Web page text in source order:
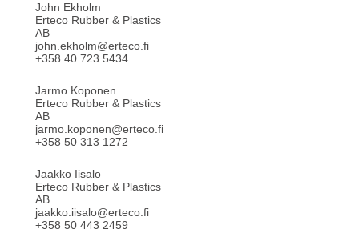
John Ekholm
Erteco Rubber & Plastics
AB
john.ekholm@erteco.fi
+358 40 723 5434
Jarmo Koponen
Erteco Rubber & Plastics
AB
jarmo.koponen@erteco.fi
+358 50 313 1272
Jaakko Iisalo
Erteco Rubber & Plastics
AB
jaakko.iisalo@erteco.fi
+358 50 443 2459